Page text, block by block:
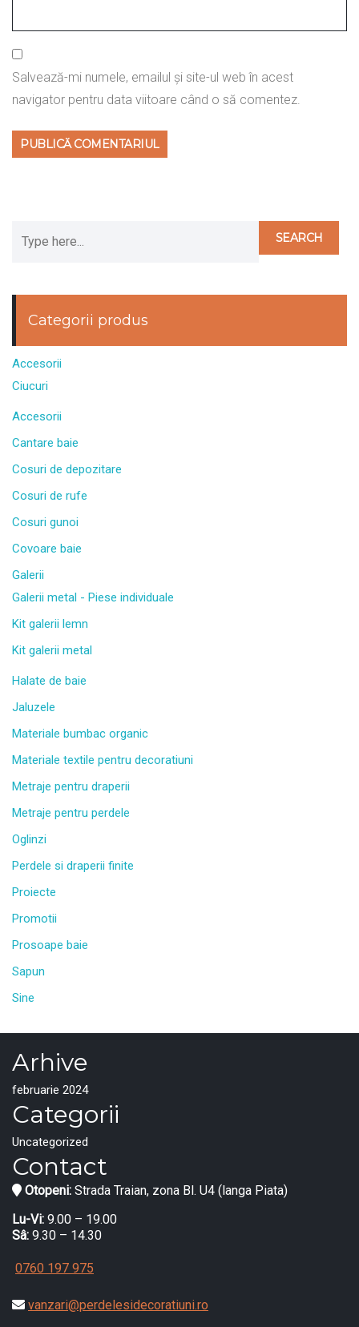
Salvează-mi numele, emailul și site-ul web în acest
navigator pentru data viitoare când o să comentez.
Categorii produs
Accesorii
Ciucuri
Accesorii
Cantare baie
Cosuri de depozitare
Cosuri de rufe
Cosuri gunoi
Covoare baie
Galerii
Galerii metal - Piese individuale
Kit galerii lemn
Kit galerii metal
Halate de baie
Jaluzele
Materiale bumbac organic
Materiale textile pentru decoratiuni
Metraje pentru draperii
Metraje pentru perdele
Oglinzi
Perdele si draperii finite
Proiecte
Promotii
Prosoape baie
Sapun
Sine
Arhive
februarie 2024
Categorii
Uncategorized
Contact
Otopeni: Strada Traian, zona Bl. U4 (langa Piata)
Lu-Vi: 9.00 – 19.00
Sâ: 9.30 – 14.30
0760 197 975
vanzari@perdelesidecoratiuni.ro